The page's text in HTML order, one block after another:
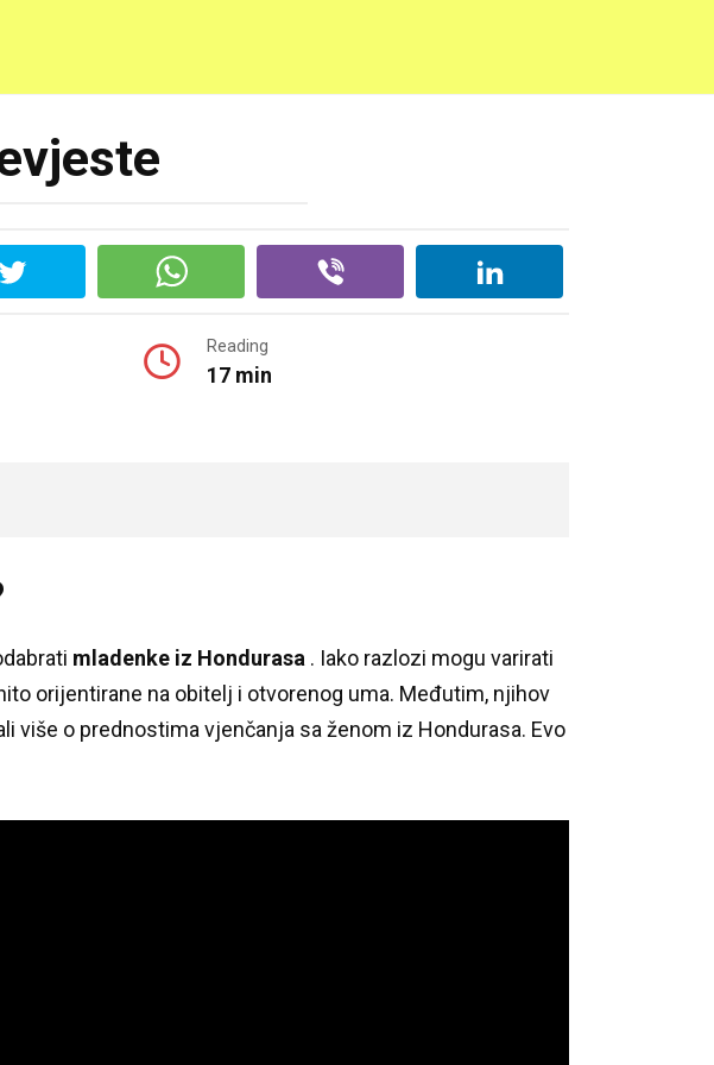
Reading
17 min
mladenke iz Hondurasa . Iako razlozi mogu varirati
orijentirane na obitelj i otvorenog uma. Međutim, njihov
više o prednostima vjenčanja sa ženom iz Hondurasa. Evo